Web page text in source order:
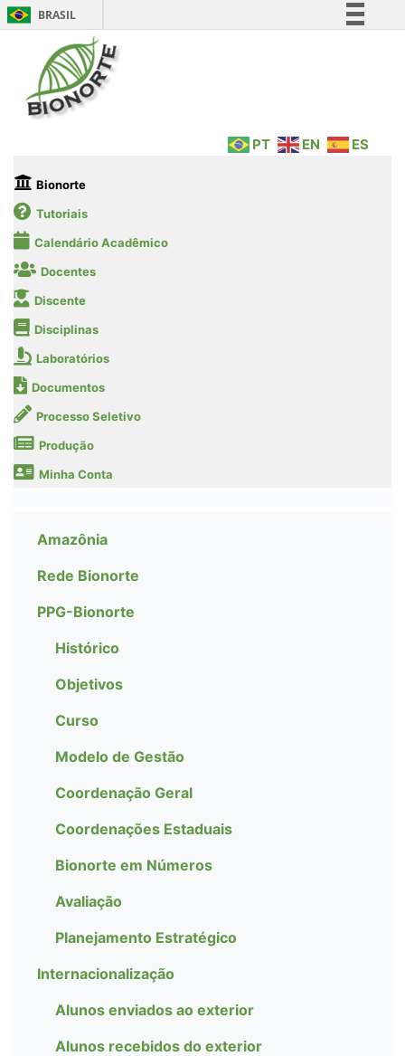
BRASIL
Legislação
PT EN ES
Bionorte
Tutoriais
Calendário Acadêmico
Docentes
Discente
Disciplinas
Laboratórios
Documentos
Processo Seletivo
Produção
Minha Conta
Amazônia
Rede Bionorte
PPG-Bionorte
Histórico
Objetivos
Curso
Modelo de Gestão
Coordenação Geral
Coordenações Estaduais
Bionorte em Números
Avaliação
Planejamento Estratégico
Internacionalização
Alunos enviados ao exterior
Alunos recebidos do exterior